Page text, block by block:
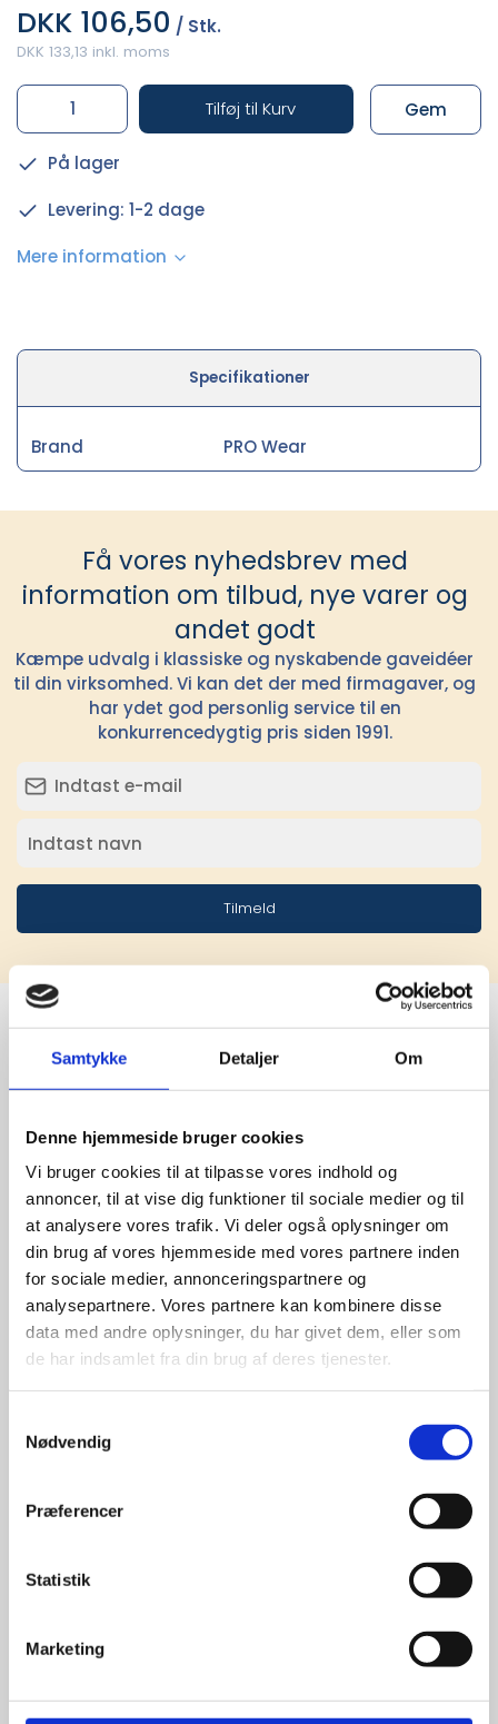
Samtykke Detaljer Om
Denne hjemmeside bruger cookies
Vi bruger cookies til at tilpasse vores indhold og
annoncer, til at vise dig funktioner til sociale medier og til
at analysere vores trafik. Vi deler også oplysninger om
din brug af vores hjemmeside med vores partnere inden
for sociale medier, annonceringspartnere og
analysepartnere. Vores partnere kan kombinere disse
data med andre oplysninger, du har givet dem, eller som
de har indsamlet fra din brug af deres tjenester.
Nødvendig
Præferencer
Statistik
Marketing
DKK 106,50 / Stk.
DKK 133,13 inkl. moms
Tilføj til Kurv Gem
På lager
Levering: 1-2 dage
Mere information
Specifikationer
Brand PRO Wear
Få vores nyhedsbrev med
information om tilbud, nye varer og
andet godt
Kæmpe udvalg i klassiske og nyskabende gaveidéer
til din virksomhed. Vi kan det der med firmagaver, og
har ydet god personlig service til en
konkurrencedygtig pris siden 1991.
Tilmeld
Stærke
leverandører
giver større
udvalg
For at sikre høj kvalitet og stor
leveringssikkerhed samarbejder vi
med de største og mest
anerkendte leverandører inden for
idé til et konkret produkt, eller et